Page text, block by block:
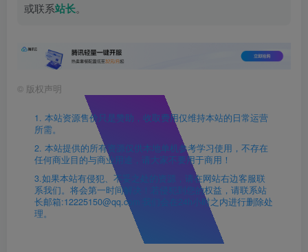
或联系站长。
© 版权声明
1. 本站资源售价只是赞助，收取费用仅维持本站的日常运营
所需。
2. 本站提供的所有资源仅供本地单机参考学习使用，不存在
任何商业目的与商业用途，请大家不要用于商用！
3.如果本站有侵犯、不妥之处的资源，请在网站右边客服联
系我们。将会第一时间解决！若侵犯到您的权益，请联系站
长邮箱:12225150@qq.com 我们会在24h小时之内进行删除处
理。